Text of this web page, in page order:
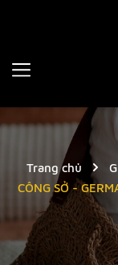
Trang chủ
CÔNG SỞ -